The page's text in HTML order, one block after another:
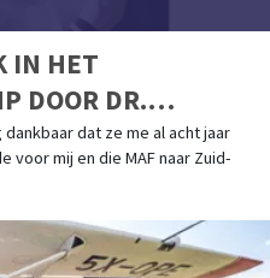
IN HET
DOOR DR.
dankbaar dat ze me al acht jaar
mij en die MAF naar Zuid-